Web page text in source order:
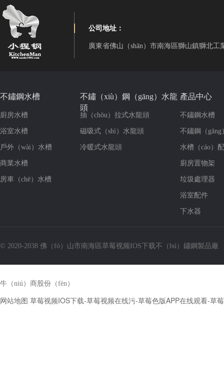
公司地址：
廣東省佛山（shān）市南海區獅山鎮獅北工
不鏽鋼水槽
廚房水槽
浴室水槽
戶外（wài）水槽
商業水槽
房車（chē）水槽
不鏽（xiù）鋼（gāng）水龍
頭
抽（chōu）拉式水龍頭
磁吸式（shì）水龍頭
冷暖式水龍頭
產品中心
不鏽鋼水槽
不鏽鋼（gāng
水槽（cáo）
廚房置物架
垃圾處理器
浴室配件
下水器
© 2020-2038 佛（fó）山市南海區草莓视频IOS下载不（bú）鏽鋼製品廠
牛（niú）商股份（fèn）
网站地图 草莓视频IOS下载-草莓视频在线污-草莓色版APP在线观看-草